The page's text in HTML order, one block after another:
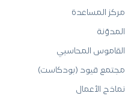
مركز المساعدة
المدوّنة
القاموس المحاسبي
مجتمع قيود (بودكاست)
نماذج الأعمال